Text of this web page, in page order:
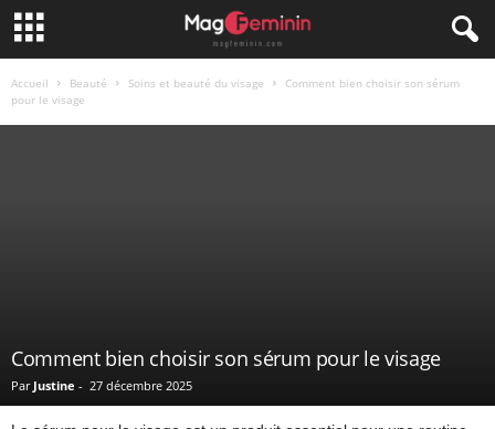
Accueil Beauté Soins et beauté du visage
Comment bien choisir son sérum
pour le visage
Comment bien choisir son sérum pour le visage
Par Justine - 27 décembre 2025